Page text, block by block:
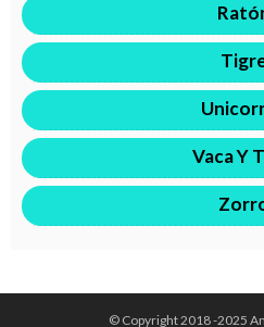
Vaca Y
© Copyright 2018 -2025